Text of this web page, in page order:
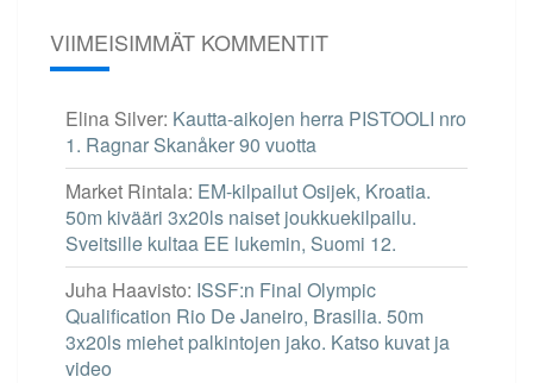
VIIMEISIMMÄT KOMMENTIT
Elina Silver: Kautta-aikojen herra PISTOOLI nro
1. Ragnar Skanåker 90 vuotta
Market Rintala: EM-kilpailut Osijek, Kroatia.
50m kivääri 3x20ls naiset joukkuekilpailu.
Sveitsille kultaa EE lukemin, Suomi 12.
Juha Haavisto: ISSF:n Final Olympic
Qualification Rio De Janeiro, Brasilia. 50m
3x20ls miehet palkintojen jako. Katso kuvat ja
video